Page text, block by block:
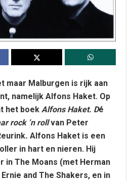
maar Malburgen is rijk aan
namelijk Alfons Haket. Op
het boek Alfons Haket. Dé
rock ’n rollvan Peter
. Alfons Haket is een
in hart en nieren. Hij
in The Moans (met Herman
and The Shakers, en in